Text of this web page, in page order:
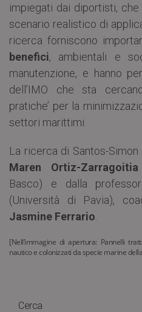
impiegati dai diportisti,
scenario realistico di
ricerca forniscono
benefici, ambientali e
manutenzione, e hanno
dell’IMO che sta
pratiche’ per la
settori marittimi.
La ricerca di Santos-
Maren Ortiz-Zarragoitia
Basco) e dalla
(Università di Pavia),
Jasmine Ferrario
[Nell’immagine di apertura: Pannelli
nautico e colonizzati da specie marine
Cerca